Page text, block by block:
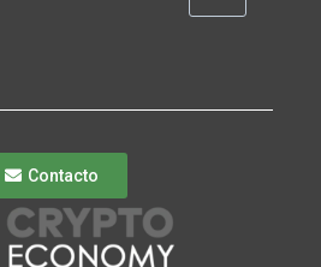
Contacto